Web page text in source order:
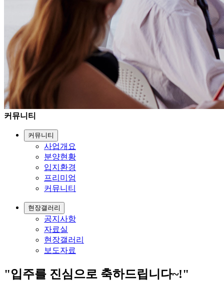
커뮤니티
커뮤니티
사업개요
분양현황
입지환경
프리미엄
커뮤니티
현장갤러리
공지사항
자료실
현장갤러리
보도자료
"입주를 진심으로 축하드립니다~!"